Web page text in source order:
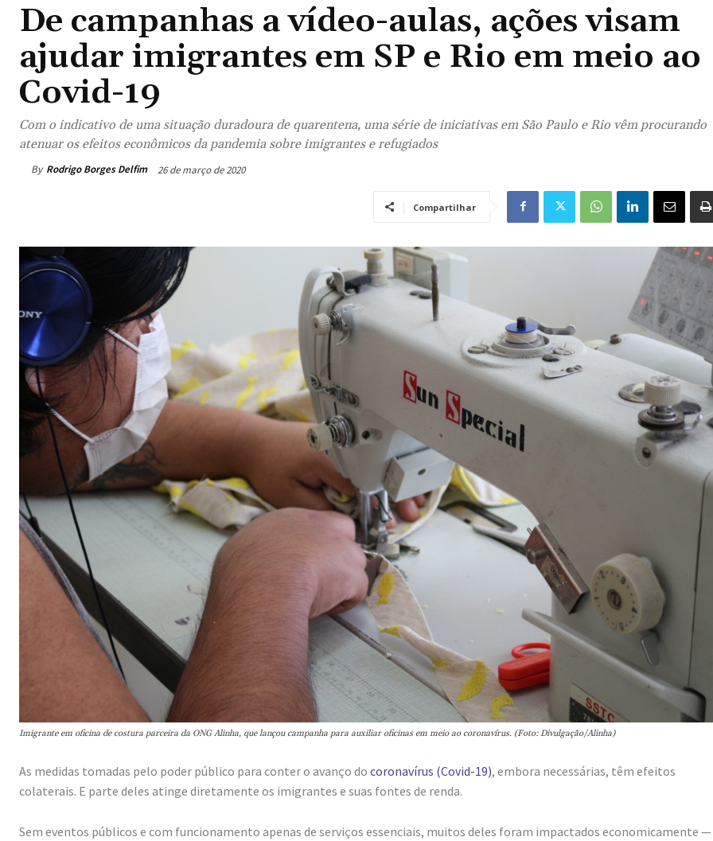
De campanhas a vídeo-aulas, ações visam
ajudar imigrantes em SP e Rio em meio ao
Covid-19
Com o indicativo de uma situação duradoura de quarentena, uma série de iniciativas em São Paulo e Rio vêm procurando
atenuar os efeitos econômicos da pandemia sobre imigrantes e refugiados
By Rodrigo Borges Delfim 26 de março de 2020
Compartilhar
Imigrante em oficina de costura parceira da ONG Alinha, que lançou campanha para auxiliar oficinas em meio ao coronavírus. (Foto: Divulgação/Alinha)
As medidas tomadas pelo poder público para conter o avanço do coronavírus (Covid-19), embora necessárias, têm efeitos
colaterais. E parte deles atinge diretamente os imigrantes e suas fontes de renda.
Sem eventos públicos e com funcionamento apenas de serviços essenciais, muitos deles foram impactados economicamente —